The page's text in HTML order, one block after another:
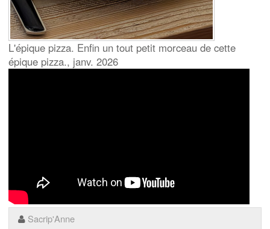
L'épique pizza. Enfin un tout petit morceau de cette
épique pizza., janv. 2026
Sacrip'Anne